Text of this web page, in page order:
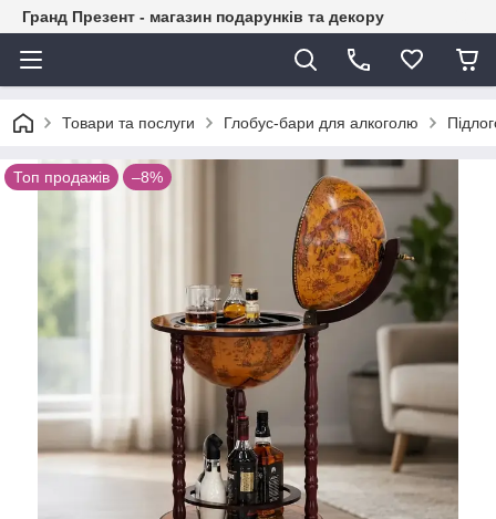
Гранд Презент - магазин подарунків та декору
Товари та послуги Глобус-бари для алкоголю
Топ продажів –8%